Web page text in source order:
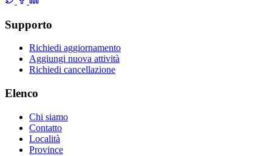
Supporto
Richiedi aggiornamento
Aggiungi nuova attività
Richiedi cancellazione
Elenco
Chi siamo
Contatto
Località
Province